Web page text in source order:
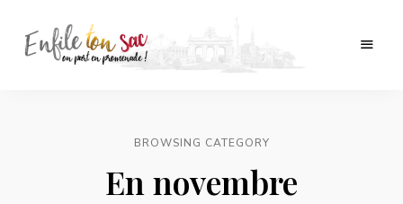
BROWSING CATEGORY
En novembre